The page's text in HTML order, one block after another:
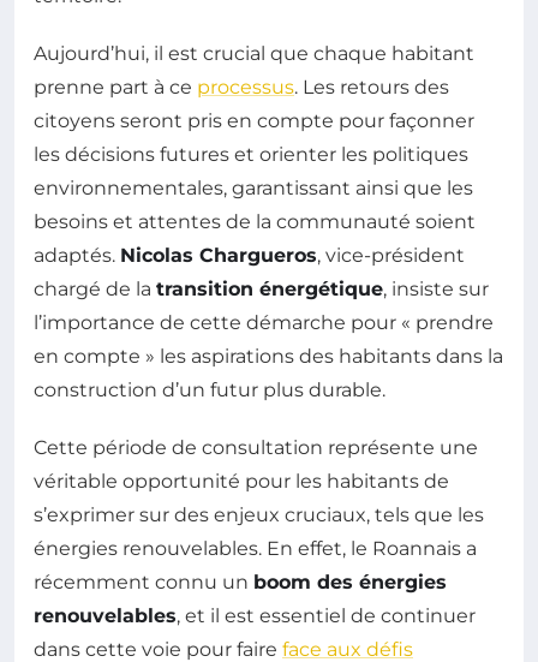
Aujourd’hui, il est crucial que chaque habitant
prenne part à ce processus. Les retours des
citoyens seront pris en compte pour façonner
les décisions futures et orienter les politiques
environnementales, garantissant ainsi que les
besoins et attentes de la communauté soient
adaptés. Nicolas Chargueros, vice-président
chargé de la transition énergétique, insiste sur
l’importance de cette démarche pour « prendre
en compte » les aspirations des habitants dans la
construction d’un futur plus durable.
Cette période de consultation représente une
véritable opportunité pour les habitants de
s’exprimer sur des enjeux cruciaux, tels que les
énergies renouvelables. En effet, le Roannais a
récemment connu un boom des énergies
renouvelables, et il est essentiel de continuer
dans cette voie pour faire face aux défis